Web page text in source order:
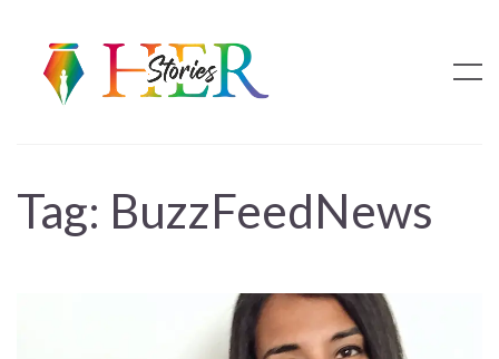
Tag: BuzzFeedNews